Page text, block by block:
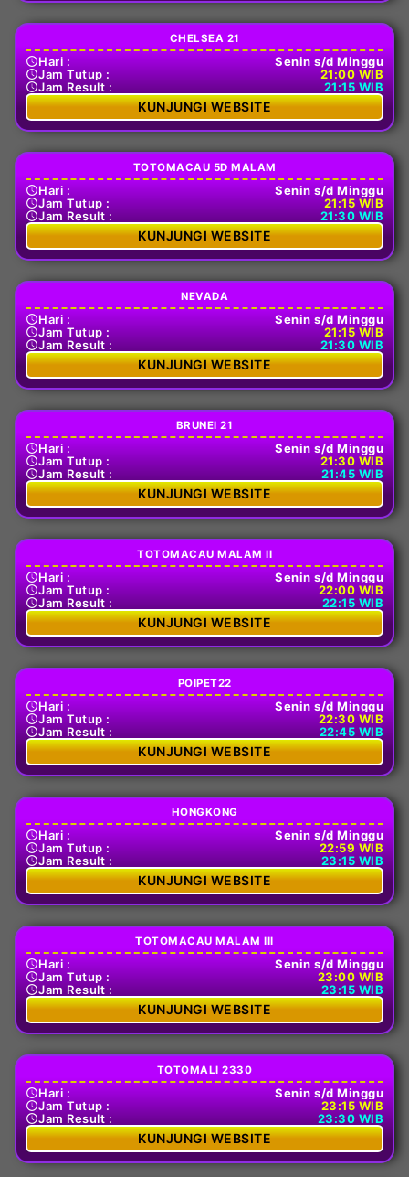
CHELSEA 21
Hari :
Senin s/d Minggu
Jam Tutup :
21:00 WIB
Jam Result :
21:15 WIB
KUNJUNGI WEBSITE
TOTOMACAU 5D MALAM
Hari :
Senin s/d Minggu
Jam Tutup :
21:15 WIB
Jam Result :
21:30 WIB
KUNJUNGI WEBSITE
NEVADA
Hari :
Senin s/d Minggu
Jam Tutup :
21:15 WIB
Jam Result :
21:30 WIB
KUNJUNGI WEBSITE
BRUNEI 21
Hari :
Senin s/d Minggu
Jam Tutup :
21:30 WIB
Jam Result :
21:45 WIB
KUNJUNGI WEBSITE
TOTOMACAU MALAM II
Hari :
Senin s/d Minggu
Jam Tutup :
22:00 WIB
Jam Result :
22:15 WIB
KUNJUNGI WEBSITE
POIPET22
Hari :
Senin s/d Minggu
Jam Tutup :
22:30 WIB
Jam Result :
22:45 WIB
KUNJUNGI WEBSITE
HONGKONG
Hari :
Senin s/d Minggu
Jam Tutup :
22:59 WIB
Jam Result :
23:15 WIB
KUNJUNGI WEBSITE
TOTOMACAU MALAM III
Hari :
Senin s/d Minggu
Jam Tutup :
23:00 WIB
Jam Result :
23:15 WIB
KUNJUNGI WEBSITE
TOTOMALI 2330
Hari :
Senin s/d Minggu
Jam Tutup :
23:15 WIB
Jam Result :
23:30 WIB
KUNJUNGI WEBSITE